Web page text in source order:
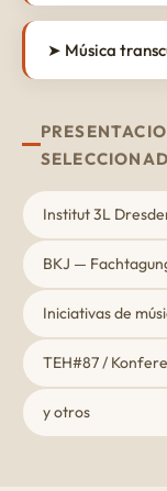
➤ Música
Institut 3L
BKJ —
Iniciativas de
TEH#87 /
y otros